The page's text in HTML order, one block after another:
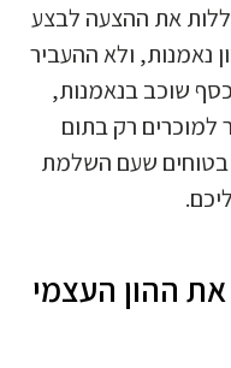
את ההצעה לבצע
ולא ההעביר
שוכב בנאמנות,
רק בתום
שעם השלמת
ההון העצמי